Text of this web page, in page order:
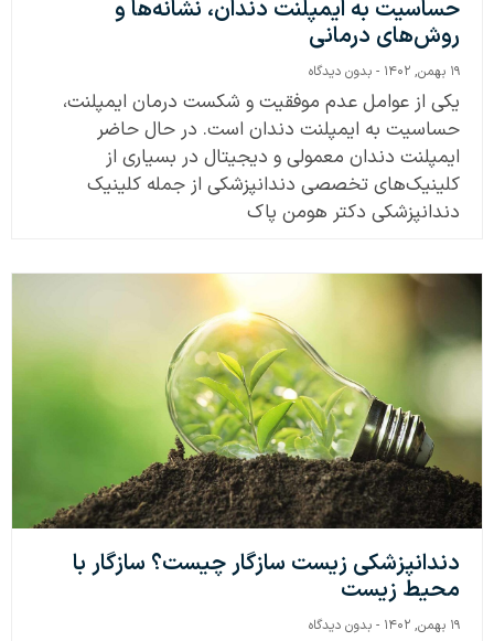
حساسیت به ایمپلنت دندان، نشانه‌ها و
روش‌های درمانی
۱۹ بهمن, ۱۴۰۲ بدون دیدگاه
یکی از عوامل عدم موفقیت و شکست درمان ایمپلنت،
حساسیت به ایمپلنت دندان است. در حال حاضر
ایمپلنت دندان معمولی و دیجیتال در بسیاری از
کلینیک‌های تخصصی دندانپزشکی از جمله کلینیک
دندانپزشکی دکتر هومن پاک
دندانپزشکی زیست سازگار چیست؟ سازگار با
محیط زیست
۱۹ بهمن, ۱۴۰۲ بدون دیدگاه